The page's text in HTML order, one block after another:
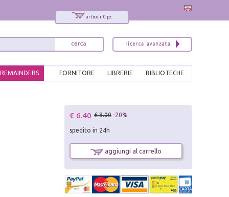
articoli: 0 pz.
BIBLIOTECHE
LIBRERIE
FORNITORE
REMAINDERS
€ 6.40 € 8.00 -20%
spedito in 24h
aggiungi al carrello
x
Interessato ai nostri libri?
Sarai informato delle nostre novità, potrai
comunque cancellarti quando desideri.
modulo di iscrizione